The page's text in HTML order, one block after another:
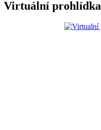
Virtuální prohlídka